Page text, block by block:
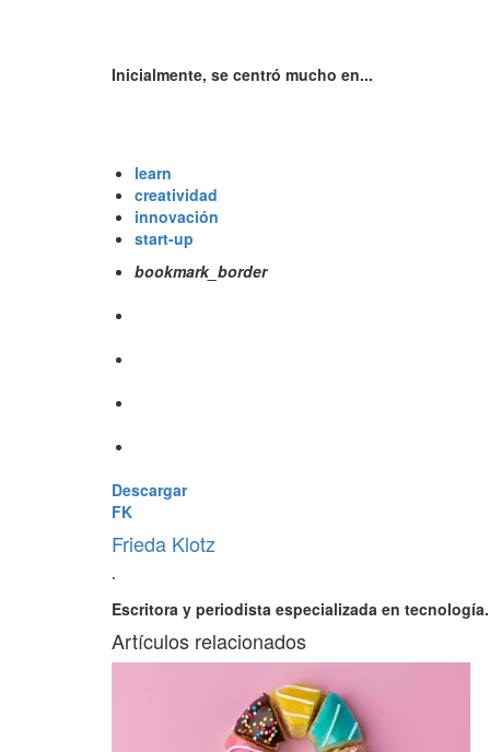
Inicialmente, se centró mucho en...
learn
creatividad
innovación
start-up
bookmark_border
Descargar
FK
Frieda Klotz
·
Escritora y periodista especializada en tecnología.
Artículos relacionados